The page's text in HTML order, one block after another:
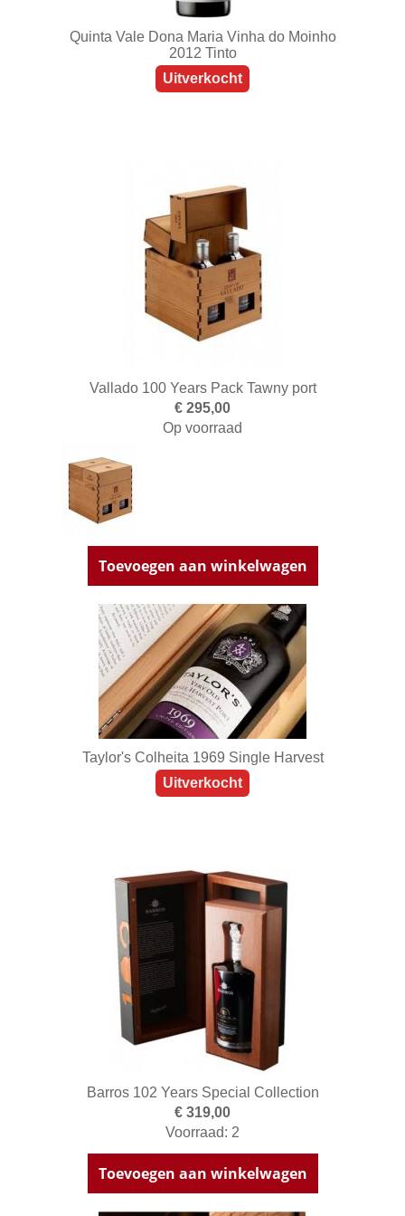
Quinta Vale Dona Maria Vinha do Moinho
2012 Tinto
Uitverkocht
Vallado 100 Years Pack Tawny port
€ 295,00
Op voorraad
Toevoegen aan winkelwagen
Taylor's Colheita 1969 Single Harvest
Uitverkocht
Barros 102 Years Special Collection
€ 319,00
Voorraad: 2
Toevoegen aan winkelwagen